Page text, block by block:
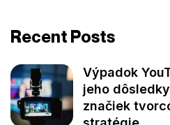
Recent Posts
Výpadok
jeho
značiek